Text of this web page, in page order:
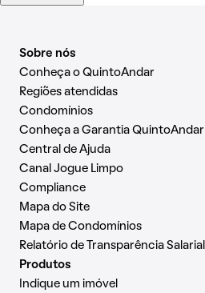
Sobre nós
Conheça o QuintoAndar
Regiões atendidas
Condomínios
Conheça a Garantia QuintoAndar
Central de Ajuda
Canal Jogue Limpo
Compliance
Mapa do Site
Mapa de Condomínios
Relatório de Transparência Salarial
Produtos
Indique um imóvel